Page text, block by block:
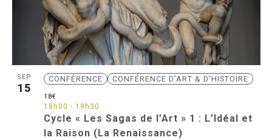
SEP
15
Cycle « Les Sagas de l’Art » 1 : L’Idéal et
la Raison (La Renaissance)
CONFÉRENCE CONFÉRENCE D'ART & D'HISTOIRE
18h00 - 19h30
18€